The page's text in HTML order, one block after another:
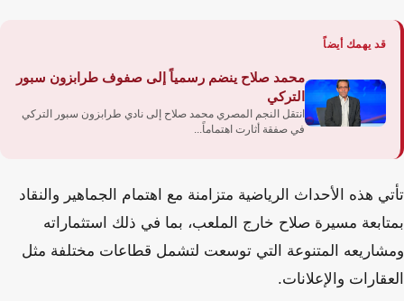
قد يهمك أيضاً
محمد صلاح ينضم رسمياً إلى صفوف طرابزون سبور
التركي
انتقل النجم المصري محمد صلاح إلى نادي طرابزون سبور التركي
في صفقة أثارت اهتماماً...
تأتي هذه الأحداث الرياضية متزامنة مع اهتمام الجماهير والنقاد
بمتابعة مسيرة صلاح خارج الملعب، بما في ذلك استثماراته
ومشاريعه المتنوعة التي توسعت لتشمل قطاعات مختلفة مثل
العقارات والإعلانات.